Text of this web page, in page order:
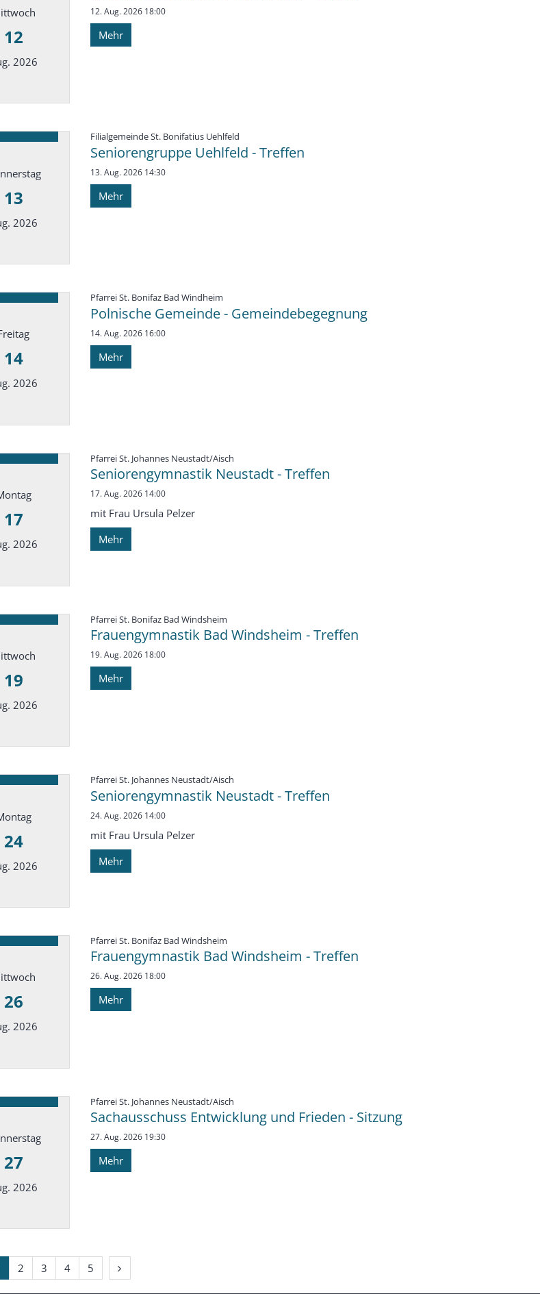
12
2026
12. Aug. 2026 18:00
Mehr
13
2026
Filialgemeinde St. Bonifatius Uehlfeld
Seniorengruppe Uehlfeld - Treffen
13. Aug. 2026 14:30
Mehr
14
2026
Pfarrei St. Bonifaz Bad Windheim
Polnische Gemeinde - Gemeindebegegnung
14. Aug. 2026 16:00
Mehr
17
2026
Pfarrei St. Johannes Neustadt/Aisch
Seniorengymnastik Neustadt - Treffen
17. Aug. 2026 14:00
mit Frau Ursula Pelzer
Mehr
19
2026
Pfarrei St. Bonifaz Bad Windsheim
Frauengymnastik Bad Windsheim - Treffen
19. Aug. 2026 18:00
Mehr
24
2026
Pfarrei St. Johannes Neustadt/Aisch
Seniorengymnastik Neustadt - Treffen
24. Aug. 2026 14:00
mit Frau Ursula Pelzer
Mehr
26
2026
Pfarrei St. Bonifaz Bad Windsheim
Frauengymnastik Bad Windsheim - Treffen
26. Aug. 2026 18:00
Mehr
27
2026
Pfarrei St. Johannes Neustadt/Aisch
Sachausschuss Entwicklung und Frieden - Sitzung
27. Aug. 2026 19:30
Mehr
Seite
2 3 4 5 Nächste Seite